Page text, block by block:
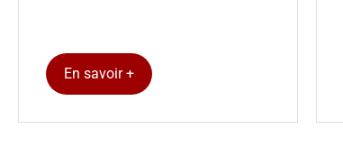
En savoir +